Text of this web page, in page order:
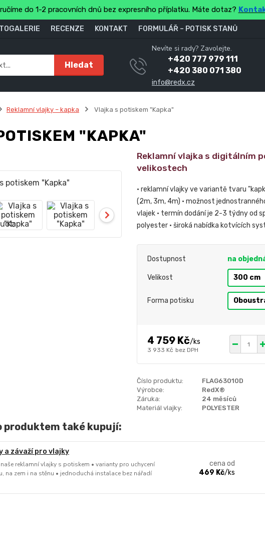
do 1-2 pracovních dnů bez expresního příplatku. Máte dotaz?
RECENZE KONTAKT FORMULÁŘ – POTISK STANŮ
Hledat
Nevíte si rady? Zavolejte.
+420 777 979 111
+420 380 071 380
info@redx.cz
Reklamní vlajky – kapka Vlajka s potiskem "Kapka"
"KAPKA"
Reklamní vlajka s digitálním
velikostech
• reklamní vlajky ve variantě tvaru
(2m, 3m, 4m) • možnost
vlajek • termín dodání je 2-3 týdny od
polyester • široká nabídka kotvících
Dostupnost na
Velikost
Forma potisku
4 759 Kč/ks
3 933 Kč bez DPH
Číslo produktu:
FLAG63010D
Výrobce:
RedX®
Záruka:
24 měsíců
Materiál vlajky:
POLYESTER
produktem také kupují:
a závaží pro vlajky
reklamní vlajky s potiskem • varianty pro uchycení
na zem i na stěnu • jednoduchá instalace bez nářadí
cena od
469 Kč/ks